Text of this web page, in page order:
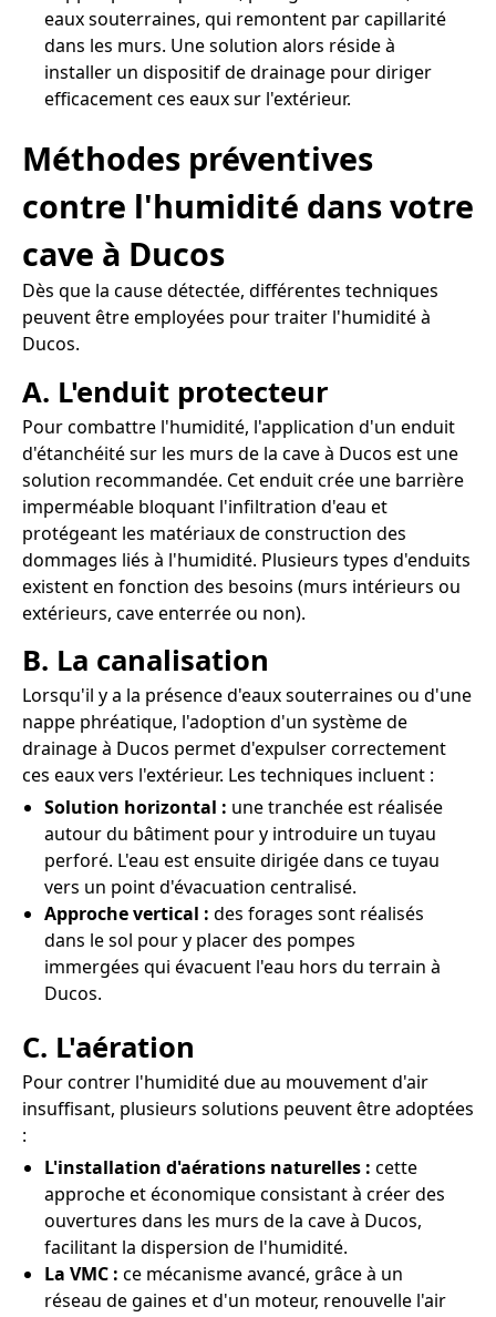
eaux souterraines, qui remontent par capillarité
dans les murs. Une solution alors réside à
installer un dispositif de drainage pour diriger
efficacement ces eaux sur l'extérieur.
Méthodes préventives
contre l'humidité dans votre
cave à Ducos
Dès que la cause détectée, différentes techniques
peuvent être employées pour traiter l'humidité à
Ducos.
A. L'enduit protecteur
Pour combattre l'humidité, l'application d'un enduit
d'étanchéité sur les murs de la cave à Ducos est une
solution recommandée. Cet enduit crée une barrière
imperméable bloquant l'infiltration d'eau et
protégeant les matériaux de construction des
dommages liés à l'humidité. Plusieurs types d'enduits
existent en fonction des besoins (murs intérieurs ou
extérieurs, cave enterrée ou non).
B. La canalisation
Lorsqu'il y a la présence d'eaux souterraines ou d'une
nappe phréatique, l'adoption d'un système de
drainage à Ducos permet d'expulser correctement
ces eaux vers l'extérieur. Les techniques incluent :
Solution horizontal : une tranchée est réalisée
autour du bâtiment pour y introduire un tuyau
perforé. L'eau est ensuite dirigée dans ce tuyau
vers un point d'évacuation centralisé.
Approche vertical : des forages sont réalisés
dans le sol pour y placer des pompes
immergées qui évacuent l'eau hors du terrain à
Ducos.
C. L'aération
Pour contrer l'humidité due au mouvement d'air
insuffisant, plusieurs solutions peuvent être adoptées
:
L'installation d'aérations naturelles : cette
approche et économique consistant à créer des
ouvertures dans les murs de la cave à Ducos,
facilitant la dispersion de l'humidité.
La VMC : ce mécanisme avancé, grâce à un
réseau de gaines et d'un moteur, renouvelle l'air